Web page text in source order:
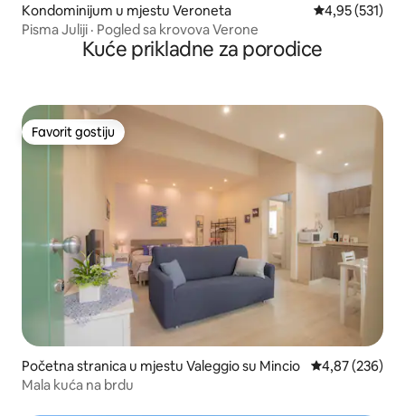
Kondominijum u mjestu Veroneta prosječna
4,95 (531)
Pisma Juliji · Pogled sa krovova Verone
Kuće prikladne za porodice
Favorit gostiju
Favorit gostiju
Početna stranica u mjestu Valeggio su Mincio prosječna
4,87 (236)
Mala kuća na brdu